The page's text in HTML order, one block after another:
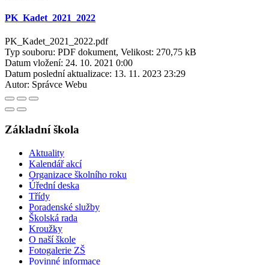
PK_Kadet_2021_2022
PK_Kadet_2021_2022.pdf
Typ souboru: PDF dokument, Velikost: 270,75 kB
Datum vložení: 24. 10. 2021 0:00
Datum poslední aktualizace: 13. 11. 2023 23:29
Autor: Správce Webu
Základní škola
Aktuality
Kalendář akcí
Organizace školního roku
Úřední deska
Třídy
Poradenské služby
Školská rada
Kroužky
O naší škole
Fotogalerie ZŠ
Povinné informace